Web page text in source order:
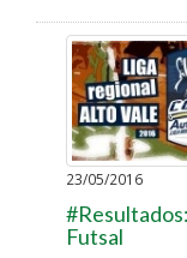
23/05/2016
Futsal